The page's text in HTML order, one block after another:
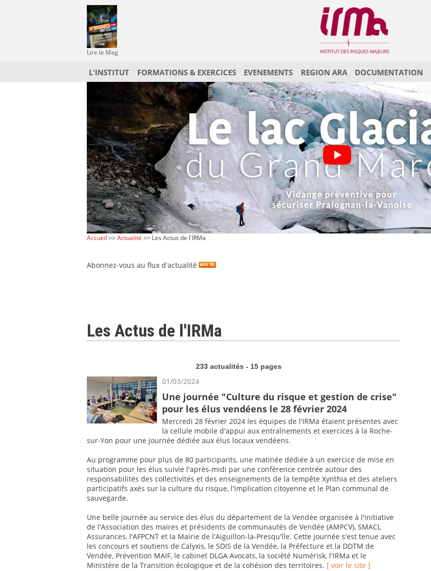
Lire le Mag
L'INSTITUT FORMATIONS & EXERCICES EVENEMENTS REGION ARA DOCUMENTATION
Accueil >>Actualité >> Les Actus de l'IRMa
Abonnez-vous au flux d'actualité
Les Actus de l'IRMa
233 actualités - 15 pages
01/03/2024
Une journée "Culture du risque et gestion de crise"
pour les élus vendéens le 28 février 2024
Mercredi 28 février 2024 les équipes de l'IRMa étaient présentes avec
la cellule mobile d'appui aux entraînements et exercices à la Roche-
sur-Yon pour une journée dédiée aux élus locaux vendéens.
Au programme pour plus de 80 participants, une matinée dédiée à un exercice de mise en
situation pour les élus suivie l'après-midi par une conférence centrée autour des
responsabilités des collectivités et des enseignements de la tempête Xynthia et des ateliers
participatifs axés sur la culture du risque, l'implication citoyenne et le Plan communal de
sauvegarde.
Une belle journée au service des élus du département de la Vendée organisée à l'initiative
de l'Association des maires et présidents de communautés de Vendée (AMPCV), SMACL
Assurances, l'AFPCNT et la Mairie de l'Aiguillon-la-Presqu'île. Cette journée s'est tenue avec
les concours et soutiens de Calyxis, le SDIS de la Vendée, la Préfecture et la DDTM de
Vendée, Prévention MAIF, le cabinet DLGA Avocats, la société Numérisk, l'IRMa et le
Ministère de la Transition écologique et de la cohésion des territoires. [ voir le site ]